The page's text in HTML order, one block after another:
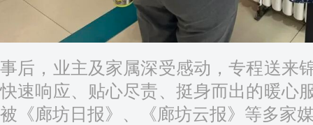
事后，业主及家属深受感动，专程送来
快速响应、贴心尽责、挺身而出的暖心
被《廊坊日报》、《廊坊云报》等多家